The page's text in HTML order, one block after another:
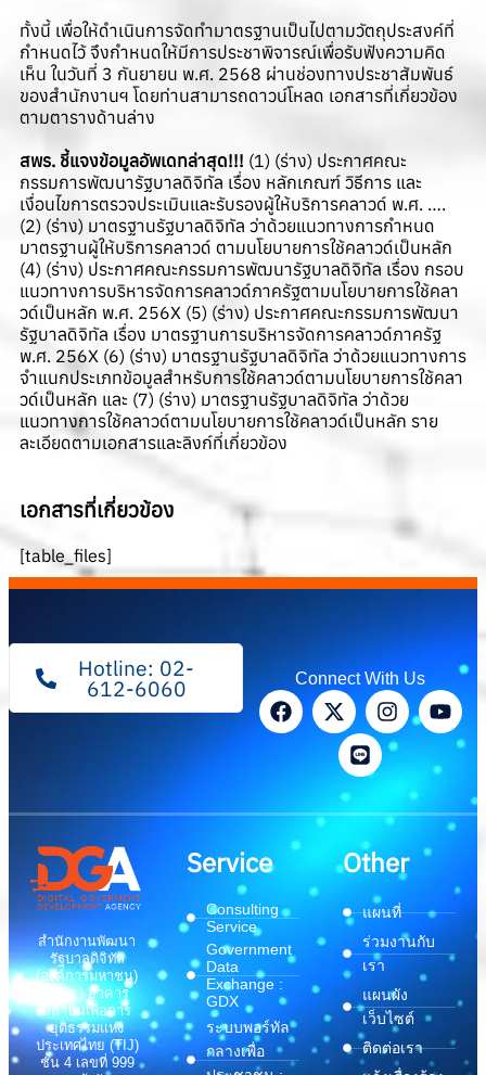
ทั้งนี้ เพื่อให้ดำเนินการจัดทำมาตรฐานเป็นไปตามวัตถุประสงค์ที่
กำหนดไว้ จึงกำหนดให้มีการประชาพิจารณ์เพื่อรับฟังความคิด
เห็น ในวันที่ 3 กันยายน พ.ศ. 2568 ผ่านช่องทางประชาสัมพันธ์
ของสำนักงานฯ โดยท่านสามารถดาวน์โหลด เอกสารที่เกี่ยวข้อง
ตามตารางด้านล่าง
สพร. ชี้แจงข้อมูลอัพเดทล่าสุด!!! (1) (ร่าง) ประกาศคณะ
กรรมการพัฒนารัฐบาลดิจิทัล เรื่อง หลักเกณฑ์ วิธีการ และ
เงื่อนไขการตรวจประเมินและรับรองผู้ให้บริการคลาวด์ พ.ศ. ….
(2) (ร่าง) มาตรฐานรัฐบาลดิจิทัล ว่าด้วยแนวทางการกำหนด
มาตรฐานผู้ให้บริการคลาวด์ ตามนโยบายการใช้คลาวด์เป็นหลัก
(4) (ร่าง) ประกาศคณะกรรมการพัฒนารัฐบาลดิจิทัล เรื่อง กรอบ
แนวทางการบริหารจัดการคลาวด์ภาครัฐตามนโยบายการใช้คลา
วด์เป็นหลัก พ.ศ. 256X (5) (ร่าง) ประกาศคณะกรรมการพัฒนา
รัฐบาลดิจิทัล เรื่อง มาตรฐานการบริหารจัดการคลาวด์ภาครัฐ
พ.ศ. 256X (6) (ร่าง) มาตรฐานรัฐบาลดิจิทัล ว่าด้วยแนวทางการ
จำแนกประเภทข้อมูลสำหรับการใช้คลาวด์ตามนโยบายการใช้คลา
วด์เป็นหลัก และ (7) (ร่าง) มาตรฐานรัฐบาลดิจิทัล ว่าด้วย
แนวทางการใช้คลาวด์ตามนโยบายการใช้คลาวด์เป็นหลัก ราย
ละเอียดตามเอกสารและลิงก์ที่เกี่ยวข้อง
เอกสารที่เกี่ยวข้อง
[table_files]
Hotline: 02-
612-6060 Connect With Us
สำนักงานพัฒนา
รัฐบาลดิจิทัล
(องค์การมหาชน)
(สพร.) อาคาร
สถาบันเพื่อการ
ยุติธรรมแห่ง
ประเทศไทย (TIJ)
ชั้น 4 เลขที่ 999
Service
Consulting
Service
Government
Data
Exchange :
GDX
ระบบพอร์ทัล
กลางเพื่อ
Other
แผนที่
ร่วมงานกับ
เรา
แผนผัง
เว็บไซต์
ติดต่อเรา